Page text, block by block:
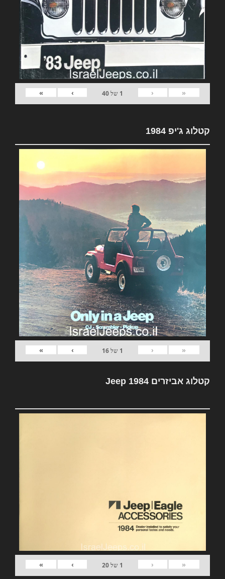
«
‹
1 של40
›
»
קטלוג ג'יפ 1984
«
‹
1 של16
›
»
קטלוג אביזרים Jeep 1984
«
‹
1 של20
›
»